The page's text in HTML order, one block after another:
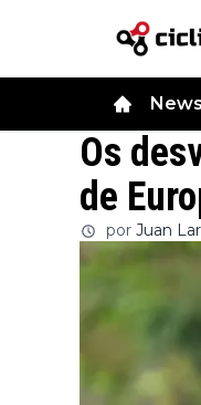
Os
de
por Juan